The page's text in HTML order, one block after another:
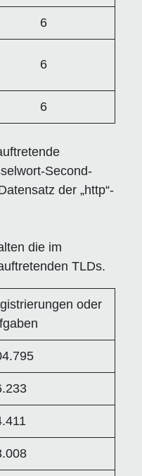
6
6
6
Second-
der „http“-
die im
TLDs.
oder